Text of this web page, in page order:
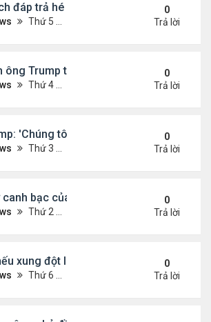
đáp trả hé lộ năng lực tên lửa thực sự
Thứ 5 Tháng 6 19, 2025 4:25 pm
0
Trả lời
ông Trump thay đổi lập trường về xung
Thứ 4 Tháng 6 18, 2025 2:22 pm
0
Trả lời
'Chúng tôi đã kiểm soát hoàn toàn
Thứ 3 Tháng 6 17, 2025 5:52 pm
0
Trả lời
canh bạc của Thủ tướng Israel khi tấn
Thứ 2 Tháng 6 16, 2025 4:45 pm
0
Trả lời
xung đột Israel - Iran lan rộng
Thứ 6 Tháng 6 13, 2025 5:24 pm
0
Trả lời